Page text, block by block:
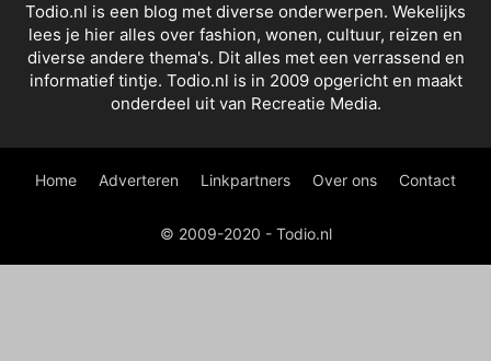
Todio.nl is een blog met diverse onderwerpen. Wekelijks
lees je hier alles over fashion, wonen, cultuur, reizen en
diverse andere thema's. Dit alles met een verrassend en
informatief tintje. Todio.nl is in 2009 opgericht en maakt
onderdeel uit van Recreatie Media.
Home Adverteren Linkpartners Over ons Contact
© 2009-2020 - Todio.nl